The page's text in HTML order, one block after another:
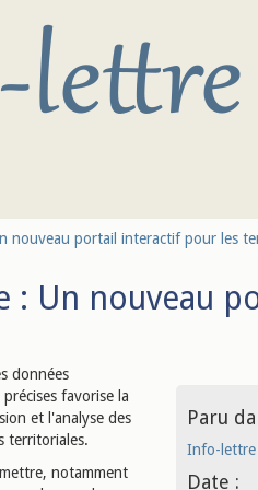
nouveau portail interactif pour les
: Un nouveau
données
favorise la
et l'analyse des
territoriales.
notamment
Paru
Info-lettre
Date :